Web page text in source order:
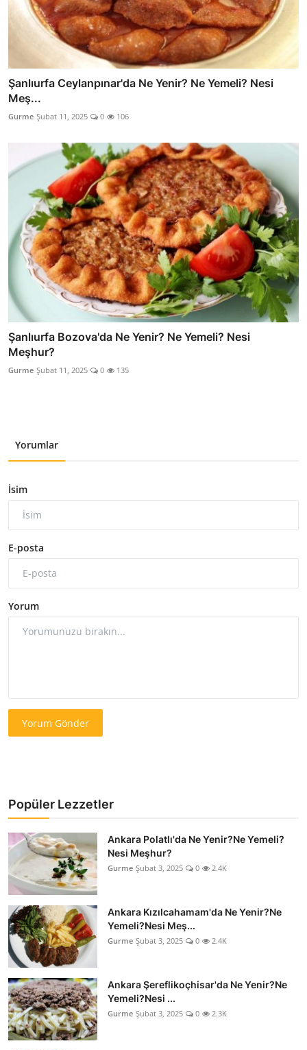
Şanlıurfa Ceylanpınar'da Ne Yenir? Ne Yemeli? Nesi
Meş...
Gurme Şubat 11, 2025 0 106
Şanlıurfa Bozova'da Ne Yenir? Ne Yemeli? Nesi
Meşhur?
Gurme Şubat 11, 2025 0 135
Yorumlar
İsim
E-posta
Yorum
Yorum Gönder
Popüler Lezzetler
Ankara Polatlı'da Ne Yenir?Ne Yemeli?
Nesi Meşhur?
Gurme Şubat 3, 2025 0 2.4K
Ankara Kızılcahamam'da Ne Yenir?Ne
Yemeli?Nesi Meş...
Gurme Şubat 3, 2025 0 2.4K
Ankara Şereflikoçhisar'da Ne Yenir?Ne
Yemeli?Nesi ...
Gurme Şubat 3, 2025 0 2.3K